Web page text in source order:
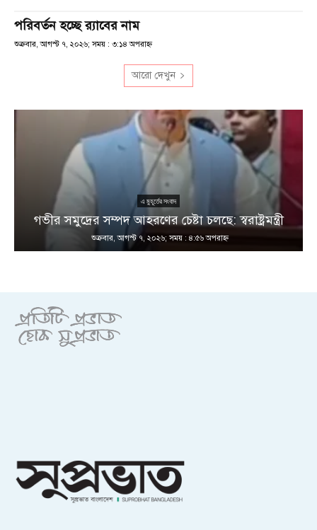
পরিবর্তন হচ্ছে র‌্যাবের নাম
শুক্রবার, আগস্ট ৭, ২০২৬; সময় : ৩:১৪ অপরাহ্ণ
আরো দেখুন
এ মুহূর্তের সংবাদ
গভীর সমুদ্রের সম্পদ আহরণের চেষ্টা চলছে: স্বরাষ্ট্রমন্ত্রী
শুক্রবার, আগস্ট ৭, ২০২৬; সময় : ৪:৫৬ অপরাহ্ণ